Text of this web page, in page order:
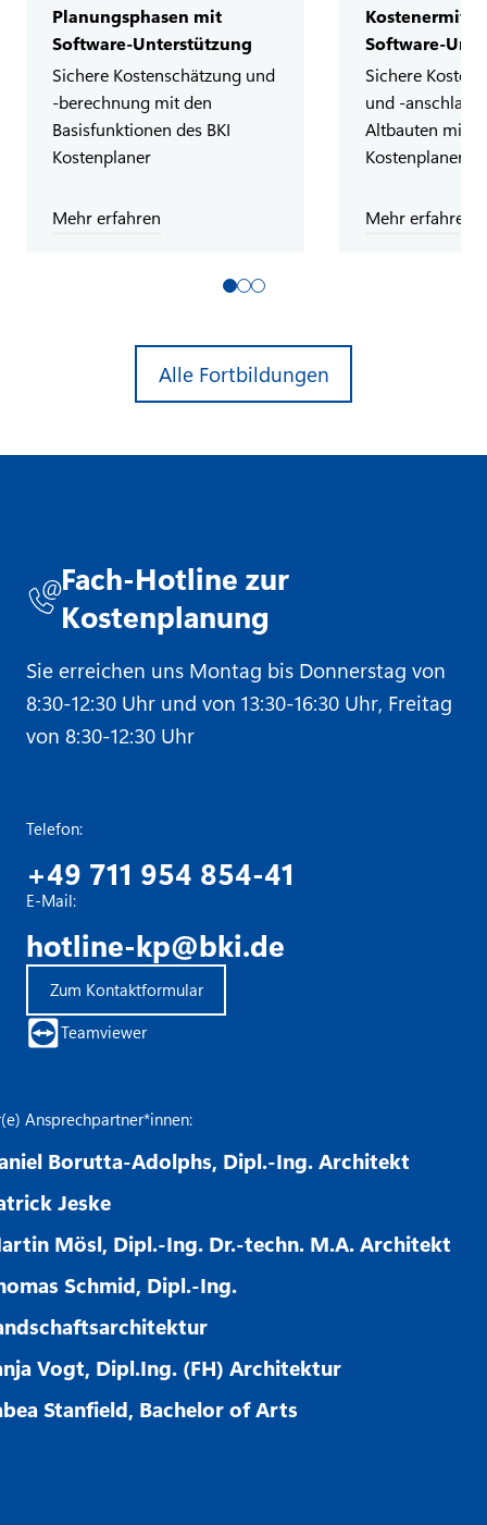
Planungsphasen mit
Software-Unterstützung
Sichere Kostenschätzung und
-berechnung mit den
Basisfunktionen des BKI
Kostenplaner
Mehr erfahren
Software-
Sichere
und -anschlag
Altbauten mit
Kostenplaner
Mehr erfahren
Alle Fortbildungen
Fach-Hotline zur
Kostenplanung
Sie erreichen uns Montag bis Donnerstag von
8:30-12:30 Uhr und von 13:30-16:30 Uhr, Freitag
von 8:30-12:30 Uhr
Telefon:
+49 711 954 854-41
E-Mail:
hotline-kp@bki.de
Zum Kontaktformular
Teamviewer
Ansprechpartner*innen:
Borutta-Adolphs, Dipl.-Ing. Architekt
Jeske
Mösl, Dipl.-Ing. Dr.-techn. M.A. Architekt
Schmid, Dipl.-Ing.
Vogt, Dipl.Ing. (FH) Architektur
Stanfield, Bachelor of Arts